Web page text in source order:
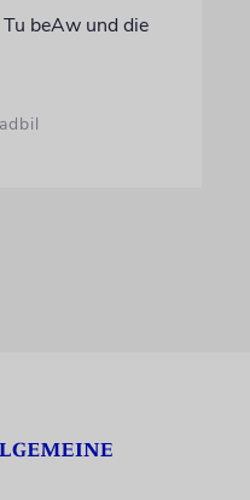
beAw und die